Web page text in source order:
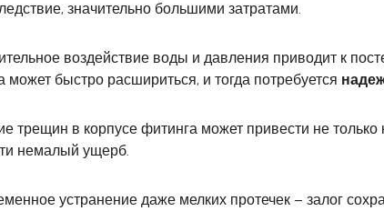
значительно большими затратами.
воздействие воды и давления приводит к
быстро расшириться, и тогда потребуется
трещин в корпусе фитинга может привести не
немалый ущерб.
устранение даже мелких протечек – залог